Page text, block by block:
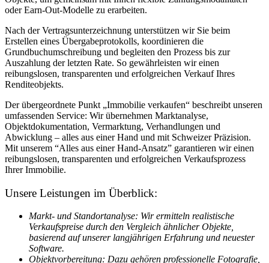
oder Earn-Out-Modelle zu erarbeiten.
Nach der Vertragsunterzeichnung unterstützen wir Sie beim
Erstellen eines Übergabeprotokolls, koordinieren die
Grundbuchumschreibung und begleiten den Prozess bis zur
Auszahlung der letzten Rate. So gewährleisten wir einen
reibungslosen, transparenten und erfolgreichen Verkauf Ihres
Renditeobjekts.
Der übergeordnete Punkt „Immobilie verkaufen“ beschreibt unseren
umfassenden Service: Wir übernehmen Marktanalyse,
Objektdokumentation, Vermarktung, Verhandlungen und
Abwicklung – alles aus einer Hand und mit Schweizer Präzision.
Mit unserem “Alles aus einer Hand-Ansatz” garantieren wir einen
reibungslosen, transparenten und erfolgreichen Verkaufsprozess
Ihrer Immobilie.
Unsere Leistungen im Überblick:
Markt- und Standortanalyse: Wir ermitteln realistische
Verkaufspreise durch den Vergleich ähnlicher Objekte,
basierend auf unserer langjährigen Erfahrung und neuester
Software.
Objektvorbereitung: Dazu gehören professionelle Fotografie,